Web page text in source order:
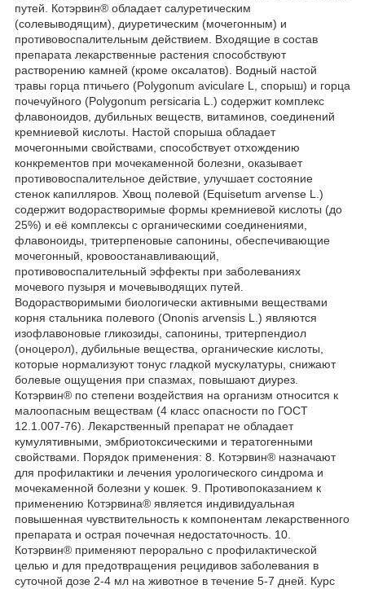
путей. Котэрвин® обладает салуретическим
(солевыводящим), диуретическим (мочегонным) и
противовоспалительным действием. Входящие в состав
препарата лекарственные растения способствуют
растворению камней (кроме оксалатов). Водный настой
травы горца птичьего (Polygonum aviculare L, спорыш) и горца
почечуйного (Polygonum persicaria L.) содержит комплекс
флавоноидов, дубильных веществ, витаминов, соединений
кремниевой кислоты. Настой спорыша обладает
мочегонными свойствами, способствует отхождению
конкрементов при мочекаменной болезни, оказывает
противовоспалительное действие, улучшает состояние
стенок капилляров. Хвощ полевой (Equisetum arvense L.)
содержит водорастворимые формы кремниевой кислоты (до
25%) и её комплексы с органическими соединениями,
флавоноиды, тритерпеновые сапонины, обеспечивающие
мочегонный, кровоостанавливающий,
противовоспалительный эффекты при заболеваниях
мочевого пузыря и мочевыводящих путей.
Водорастворимыми биологически активными веществами
корня стальника полевого (Ononis arvensis L.) являются
изофлавоновые гликозиды, сапонины, тритерпендиол
(оноцерол), дубильные вещества, органические кислоты,
которые нормализуют тонус гладкой мускулатуры, снижают
болевые ощущения при спазмах, повышают диурез.
Котэрвин® по степени воздействия на организм относится к
малоопасным веществам (4 класс опасности по ГОСТ
12.1.007-76). Лекарственный препарат не обладает
кумулятивными, эмбриотоксическими и тератогенными
свойствами. Порядок применения: 8. Котэрвин® назначают
для профилактики и лечения урологического синдрома и
мочекаменной болезни у кошек. 9. Противопоказанием к
применению Котэрвина® является индивидуальная
повышенная чувствительность к компонентам лекарственного
препарата и острая почечная недостаточность. 10.
Котэрвин® применяют перорально с профилактической
целью и для предотвращения рецидивов заболевания в
суточной дозе 2-4 мл на животное в течение 5-7 дней. Курс